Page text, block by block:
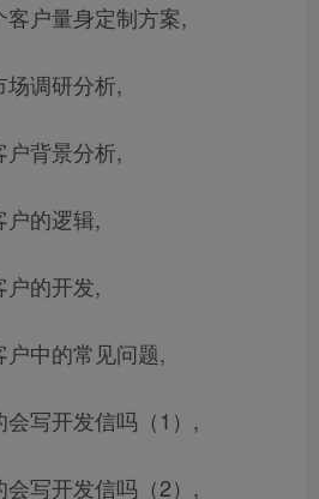
户量身定制方案,
场调研分析,
户背景分析,
户的逻辑,
户的开发,
中的常见问题,
写开发信吗（1）,
写开发信吗（2）,